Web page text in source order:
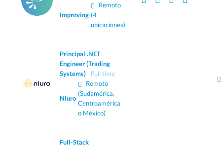
Improving·
Remoto
(4
ubicaciones)
Principal .NET
Engineer (Trading
Systems)
Full time
Niuro·
Remoto
(Sudamérica,
Centroamérica
o México)
Full-Stack